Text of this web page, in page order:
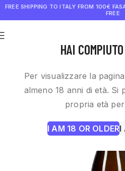
HAI
Per visualizzare la
almeno 18 anni di età. Si
propria età
I AM 18 OR OLDERI
FREE SHIPPING TO ITALY FROM 100€
FREE